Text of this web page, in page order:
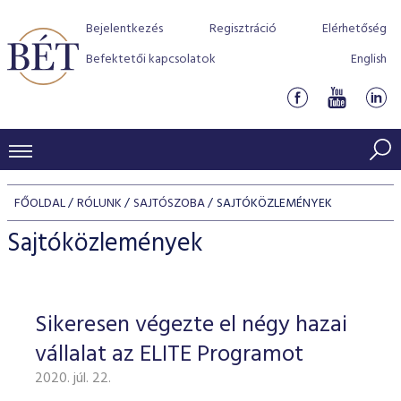
Bejelentkezés Regisztráció
Elérhetőség
Befektetői kapcsolatok
English
KERESKEDÉSI ADATOK
INDEXEK
Jelzáloglevél indexek
Vállalati kötvény indexek
Azonnali Piac
Részvények
Származékos piac
BEFEKTETŐK
Részvény szekció
Hitelpapír szekció
BÉT szabályzatok
Befektetővédelem
Alkalmazott díjstruktúra
Elszámolás
Részvény és vállalati kötvény tőzsdei bevezetését
program
BÉT Xtend - Részvénypiac egyszerűen
TŐZSDETAGOK
Tőzsdetagok, üzletkötők
VENDOROK
FŐOLDAL RÓLUNK SAJTÓSZOBA SAJTÓKÖZLEMÉNYEK
Sajtóközlemények
Sikeresen végezte el négy hazai
vállalat az ELITE Programot
2020. júl. 22.